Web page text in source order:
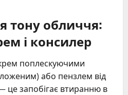
тону обличчя:
і консилер
поплескуючими
або пензлем від
це запобігає втиранню в